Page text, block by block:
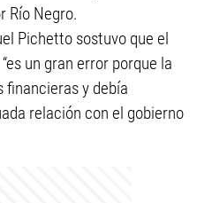
Río Negro.
Pichetto sostuvo que el
un gran error porque la
y debía
relación con el gobierno